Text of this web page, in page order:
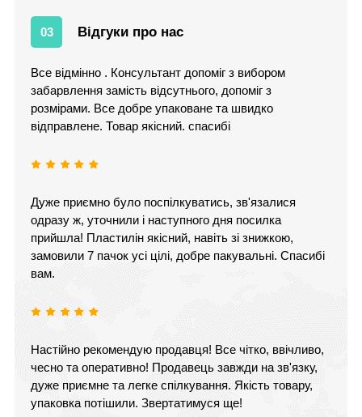
03 Відгуки про нас
Все відмінно . Консультант допоміг з вибором
забарвлення замість відсутнього, допоміг з
розмірами. Все добре упаковане та швидко
відправлене. Товар якісний. спасибі
Дуже приємно було поспілкуватись, зв'язалися
одразу ж, уточнили і наступного дня посилка
прийшла! Пластилін якісний, навіть зі знижкою,
замовили 7 пачок усі цілі, добре пакувальні. Спасибі
вам.
Настійно рекомендую продавця! Все чітко, ввічливо,
чесно та оперативно! Продавець завжди на зв'язку,
дуже приємне та легке спілкування. Якість товару,
упаковка потішили. Звертатимуся ще!